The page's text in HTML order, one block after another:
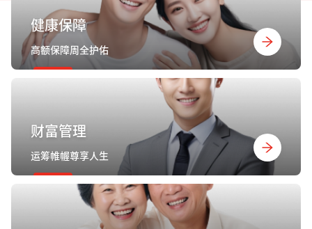
健康保障
高额保障周全护佑
财富管理
运筹帷幄尊享人生